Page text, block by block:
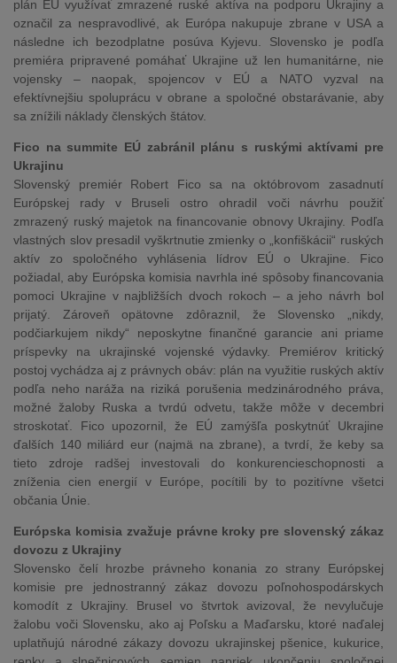
plán EÚ využívať zmrazené ruské aktíva na podporu Ukrajiny a
označil za nespravodlivé, ak Európa nakupuje zbrane v USA a
následne ich bezodplatne posúva Kyjevu. Slovensko je podľa
premiéra pripravené pomáhať Ukrajine už len humanitárne, nie
vojensky – naopak, spojencov v EÚ a NATO vyzval na
efektívnejšiu spoluprácu v obrane a spoločné obstarávanie, aby
sa znížili náklady členských štátov.
Fico na summite EÚ zabránil plánu s ruskými aktívami pre
Ukrajinu
Slovenský premiér Robert Fico sa na októbrovom zasadnutí
Európskej rady v Bruseli ostro ohradil voči návrhu použiť
zmrazený ruský majetok na financovanie obnovy Ukrajiny. Podľa
vlastných slov presadil vyškrtnutie zmienky o „konfiškácii“ ruských
aktív zo spoločného vyhlásenia lídrov EÚ o Ukrajine. Fico
požiadal, aby Európska komisia navrhla iné spôsoby financovania
pomoci Ukrajine v najbližších dvoch rokoch – a jeho návrh bol
prijatý. Zároveň opätovne zdôraznil, že Slovensko „nikdy,
podčiarkujem nikdy“ neposkytne finančné garancie ani priame
príspevky na ukrajinské vojenské výdavky. Premiérov kritický
postoj vychádza aj z právnych obáv: plán na využitie ruských aktív
podľa neho naráža na riziká porušenia medzinárodného práva,
možné žaloby Ruska a tvrdú odvetu, takže môže v decembri
stroskotať. Fico upozornil, že EÚ zamýšľa poskytnúť Ukrajine
ďalších 140 miliárd eur (najmä na zbrane), a tvrdí, že keby sa
tieto zdroje radšej investovali do konkurencieschopnosti a
zníženia cien energií v Európe, pocítili by to pozitívne všetci
občania Únie.
Európska komisia zvažuje právne kroky pre slovenský zákaz
dovozu z Ukrajiny
Slovensko čelí hrozbe právneho konania zo strany Európskej
komisie pre jednostranný zákaz dovozu poľnohospodárskych
komodít z Ukrajiny. Brusel vo štvrtok avizoval, že nevylučuje
žalobu voči Slovensku, ako aj Poľsku a Maďarsku, ktoré naďalej
uplatňujú národné zákazy dovozu ukrajinskej pšenice, kukurice,